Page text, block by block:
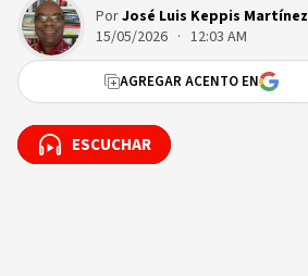
PorJosé Luis Keppis Martínez
15/05/2026 · 12:03 AM
AGREGAR ACENTO EN
ESCUCHAR
ESCUCHAR